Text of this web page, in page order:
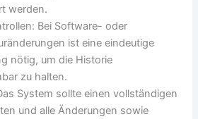
werden.
Bei Software- oder
ist eine eindeutige
nötig, um die Historie
zu halten.
System sollte einen vollständigen
und alle Änderungen sowie